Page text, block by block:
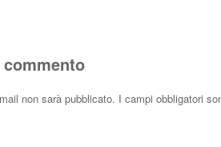
non sarà pubblicato. I campi obbligatori